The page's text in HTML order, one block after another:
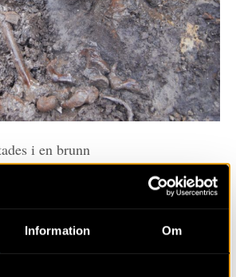
Information Om
i en brunn